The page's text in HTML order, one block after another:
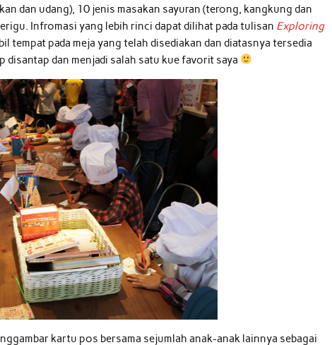
dan udang), 10 jenis masakan sayuran (terong, kangkung dan
Infromasi yang lebih rinci dapat dilihat pada tulisan Exploring
tempat pada meja yang telah disediakan dan diatasnya tersedia
dan menjadi salah satu kue favorit saya
kartu pos bersama sejumlah anak-anak lainnya sebagai